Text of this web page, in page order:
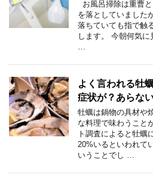
お風呂掃除は重曹
を落としていました
落ちていても指で触
します。 今朝何気
よく言われる牡
症状が？あらな
牡蠣は鍋物の具材や
な料理で味わうこと
ト調査によると牡蠣
20%いるといわれて
いうことでし …